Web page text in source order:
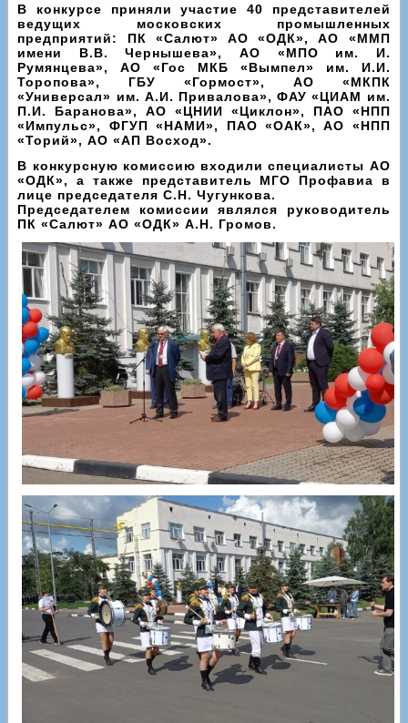
В конкурсе приняли участие 40 представителей
ведущих московских промышленных
предприятий: ПК «Салют» АО «ОДК», АО «ММП
имени В.В. Чернышева», АО «МПО им. И.
Румянцева», АО «Гос МКБ «Вымпел» им. И.И.
Торопова», ГБУ «Гормост», АО «МКПК
«Универсал» им. А.И. Привалова», ФАУ «ЦИАМ им.
П.И. Баранова», АО «ЦНИИ «Циклон», ПАО «НПП
«Импульс», ФГУП «НАМИ», ПАО «ОАК», АО «НПП
«Торий», АО «АП Восход».
В конкурсную комиссию входили специалисты АО
«ОДК», а также представитель МГО Профавиа в
лице председателя С.Н. Чугункова.
Председателем комиссии являлся руководитель
ПК «Салют» АО «ОДК» А.Н. Громов.